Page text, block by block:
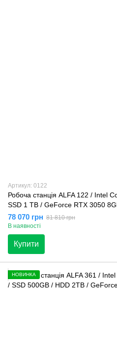
Артикул: 0122
Робоча станція ALFA 122 / Intel
SSD 1 TB / GeForce RTX 3050
78 070 грн 81 810 грн
В наявності
Купити
НОВИНКА